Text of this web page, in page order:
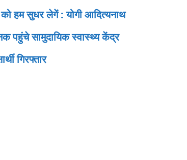
हम सुधर लेगें : योगी आदित्यनाथ
पहुंचे सामुदायिक स्वास्थ्य केंद्र
गिरफ्तार